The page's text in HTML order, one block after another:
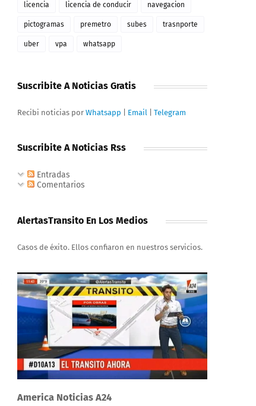
licencia licencia de conducir navegacion
pictogramas premetro subes trasnporte
uber vpa whatsapp
Suscribite A Noticias Gratis
Recibi noticias por Whatsapp Email Telegram
Suscribite A Noticias Rss
Entradas
Comentarios
AlertasTransito En Los Medios
Casos de éxito. Ellos confiaron en nuestros servicios.
America Noticias A24